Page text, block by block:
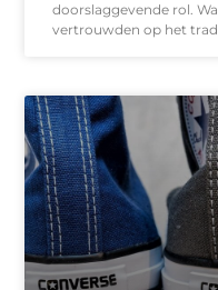
doorslaggevende rol.
vertrouwden op het